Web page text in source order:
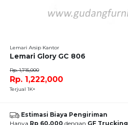
Lemari Arsip Kantor
Lemari Glory GC 806
Rp. 1,222,000
Rp. 1,715,000
Terjual 1K+
Estimasi Biaya Pengiriman
Hanya Rp 60.000 dengan GF Trucking